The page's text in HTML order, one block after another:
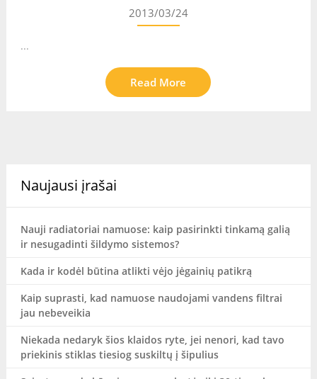
2013/03/24
...
Read More
Naujausi įrašai
Nauji radiatoriai namuose: kaip pasirinkti tinkamą galią
ir nesugadinti šildymo sistemos?
Kada ir kodėl būtina atlikti vėjo jėgainių patikrą
Kaip suprasti, kad namuose naudojami vandens filtrai
jau nebeveikia
Niekada nedaryk šios klaidos ryte, jei nenori, kad tavo
priekinis stiklas tiesiog suskiltų į šipulius